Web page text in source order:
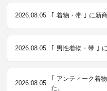
2026.08.05 ｢ 着物・帯 ｣ に新
2026.08.05 ｢ 男性着物・帯 ｣
2026.08.05
｢ アンティーク着
た。